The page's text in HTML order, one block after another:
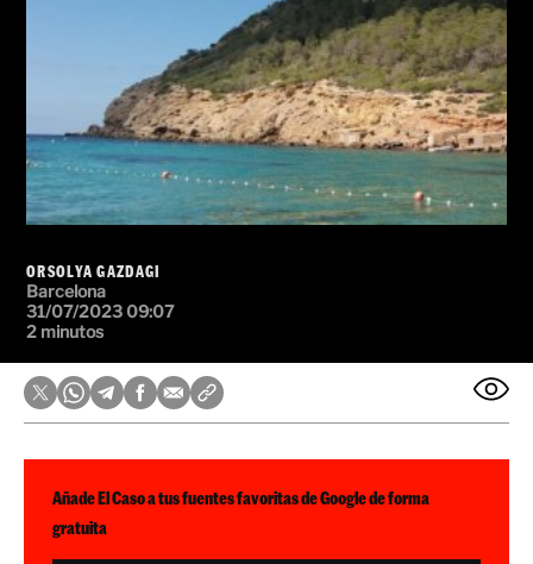
ORSOLYA GAZDAGI
Barcelona
31/07/2023 09:07
2 minutos
Añade El Caso a tus fuentes favoritas de Google de forma
gratuita